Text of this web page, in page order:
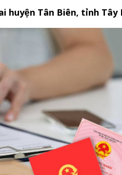
huyện Tân Biên, tỉnh Tây